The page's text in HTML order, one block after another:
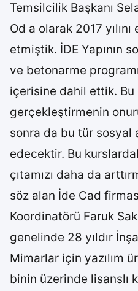
Temsilcilik Başkanı
Od a olarak 2017
etmiştik. İDE Yapının
ve betonarme
içerisine dahil ettik.
gerçekleştirmenin
sonra da bu tür
edecektir. Bu
çıtamızı daha da
söz alan İde Cad
Koordinatörü Faruk
genelinde 28 yıldır
Mimarlar için yazılım
binin üzerinde lisanslı